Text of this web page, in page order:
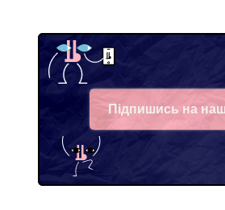
Підпишись на наш
Telegram